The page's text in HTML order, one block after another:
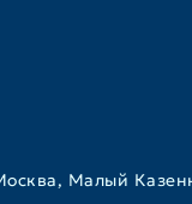
Малый